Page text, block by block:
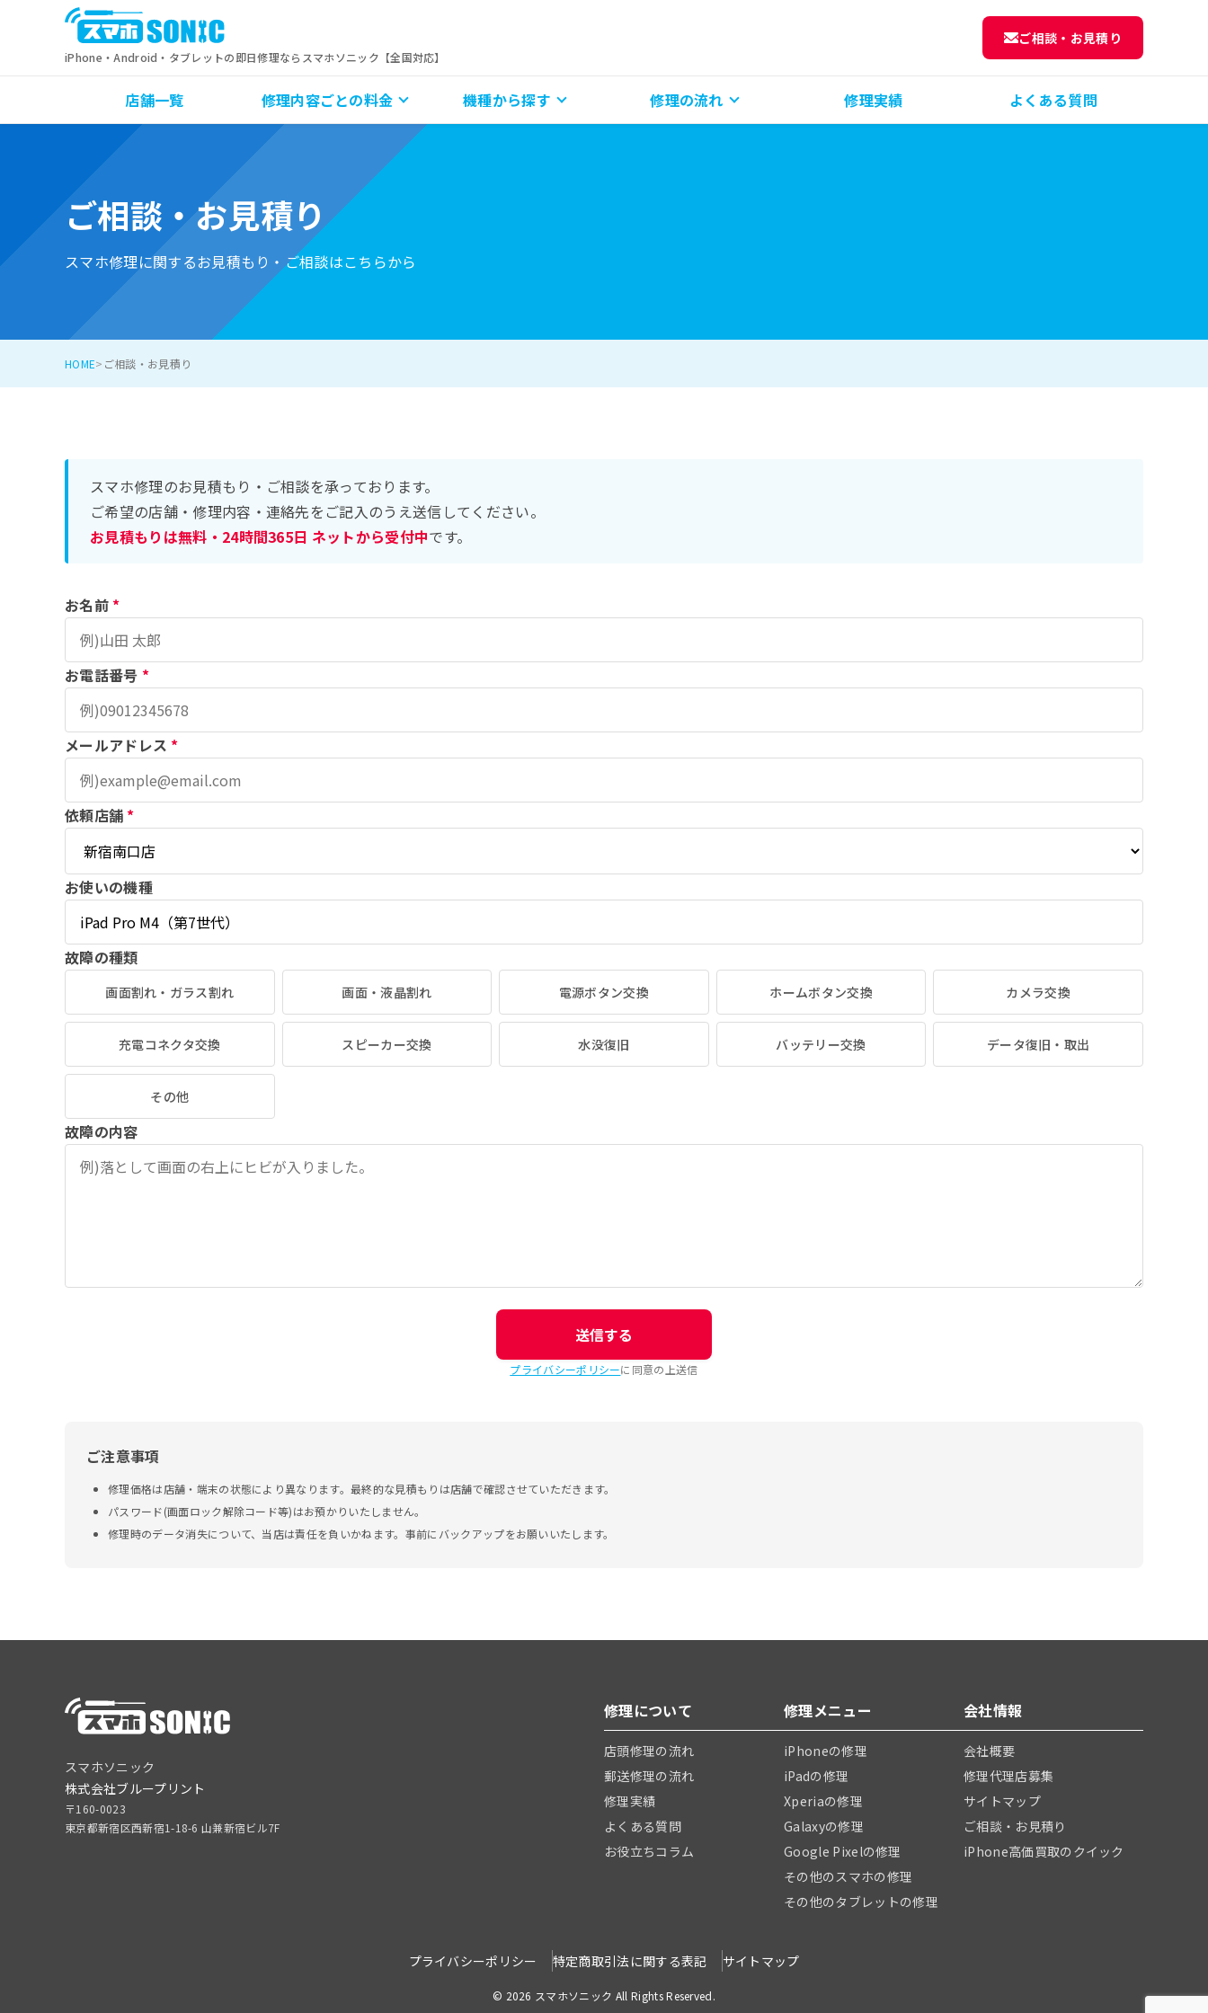
iPhone・Android・タブレットの即日修理ならスマホソニック【全国対応】
ご相談・お見積り
店舗一覧 修理内容ごとの料金 機種から探す 修理の流れ 修理実績 よくある質問
ご相談・お見積り
スマホ修理に関するお見積もり・ご相談はこちらから
HOME ご相談・お見積り
スマホ修理のお見積もり・ご相談を承っております。
ご希望の店舗・修理内容・連絡先をご記入のうえ送信してください。
お見積もりは無料・24時間365日 ネットから受付中です。
お名前 *
お電話番号 *
メールアドレス *
依頼店舗 *
お使いの機種
故障の種類
画面割れ・ガラス割れ 画面・液晶割れ 電源ボタン交換 ホームボタン交換 カメラ交換
充電コネクタ交換 スピーカー交換 水没復旧 バッテリー交換 データ復旧・取出
その他
故障の内容
送信する
プライバシーポリシーに同意の上送信
ご注意事項
修理価格は店舗・端末の状態により異なります。最終的な見積もりは店舗で確認させていただきます。
パスワード(画面ロック解除コード等)はお預かりいたしません。
修理時のデータ消失について、当店は責任を負いかねます。事前にバックアップをお願いいたします。
スマホソニック
株式会社ブループリント
〒160-0023
東京都新宿区西新宿1-18-6 山兼新宿ビル7F
修理について
店頭修理の流れ
郵送修理の流れ
修理実績
よくある質問
お役立ちコラム
修理メニュー
iPhoneの修理
iPadの修理
Xperiaの修理
Galaxyの修理
Google Pixelの修理
その他のスマホの修理
その他のタブレットの修理
会社情報
会社概要
修理代理店募集
サイトマップ
ご相談・お見積り
iPhone高価買取のクイック
プライバシーポリシー 特定商取引法に関する表記 サイトマップ
© 2026 スマホソニック All Rights Reserved.